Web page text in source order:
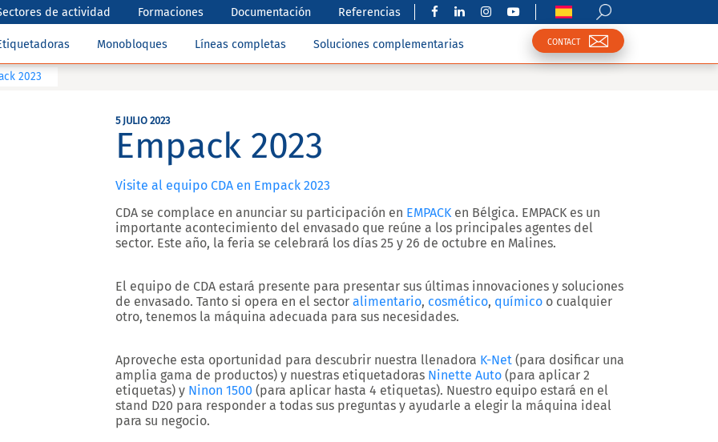
de actividad Formaciones Documentación Referencias
Monobloques Líneas completas Soluciones complementarias CONTACT
2023
5 JULIO 2023
Empack 2023
Visite al equipo CDA en Empack 2023
CDA se complace en anunciar su participación en EMPACKen Bélgica. EMPACK es un
importante acontecimiento del envasado que reúne a los principales agentes del
sector. Este año, la feria se celebrará los días 25 y 26 de octubre en Malines.
El equipo de CDA estará presente para presentar sus últimas innovaciones y soluciones
de envasado. Tanto si opera en el sector alimentario, cosmético, químico o cualquier
otro, tenemos la máquina adecuada para sus necesidades.
Aproveche esta oportunidad para descubrir nuestra llenadora K-Net (para dosificar una
amplia gama de productos) y nuestras etiquetadoras Ninette Auto (para aplicar 2
etiquetas) y Ninon 1500 (para aplicar hasta 4 etiquetas). Nuestro equipo estará en el
stand D20 para responder a todas sus preguntas y ayudarle a elegir la máquina ideal
para su negocio.